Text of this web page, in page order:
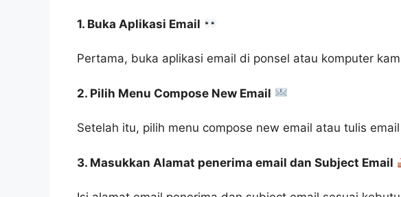
1. Buka Aplikasi Email
Pertama, buka aplikasi email di ponsel atau komputer
2. Pilih Menu Compose New Email
Setelah itu, pilih menu compose new email atau tulis
3. Masukkan Alamat penerima email dan Subject Email